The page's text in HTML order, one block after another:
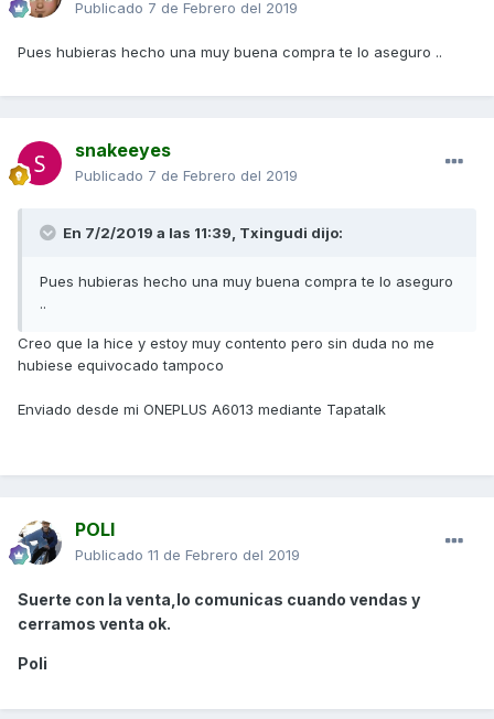
Publicado 7 de Febrero del 2019
Pues hubieras hecho una muy buena compra te lo aseguro ..
snakeeyes
Publicado 7 de Febrero del 2019
En 7/2/2019 a las 11:39, Txingudi dijo:
Pues hubieras hecho una muy buena compra te lo aseguro
..
Creo que la hice y estoy muy contento pero sin duda no me
hubiese equivocado tampoco
Enviado desde mi ONEPLUS A6013 mediante Tapatalk
POLI
Publicado 11 de Febrero del 2019
Suerte con la venta,lo comunicas cuando vendas y
cerramos venta ok.
Poli